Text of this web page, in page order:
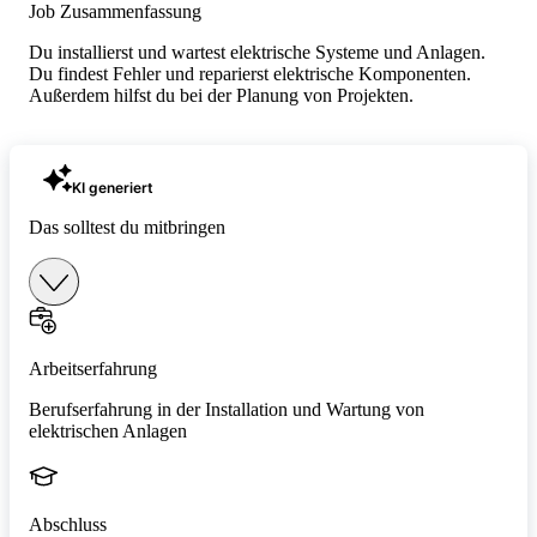
Job Zusammenfassung
Du installierst und wartest elektrische Systeme und Anlagen.
Du findest Fehler und reparierst elektrische Komponenten.
Außerdem hilfst du bei der Planung von Projekten.
KI generiert
Das solltest du mitbringen
Arbeitserfahrung
Berufserfahrung in der Installation und Wartung von
elektrischen Anlagen
Abschluss